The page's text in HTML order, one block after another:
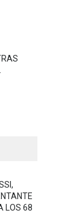
LOS 68